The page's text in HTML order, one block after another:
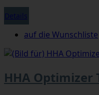
Details
auf die Wunschliste
HHA Optimizer